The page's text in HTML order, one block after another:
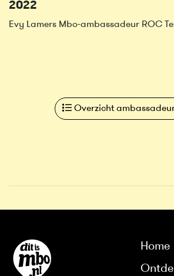
2022
Evy Lamers Mbo-ambassadeur ROC
Overzicht
Home